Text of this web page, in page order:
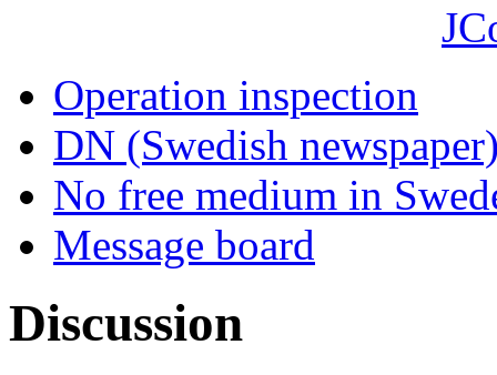
Operation inspection
DN (Swedish
No free medium in
Message board
Discussion